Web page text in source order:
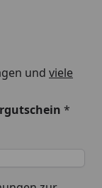
und viele
*